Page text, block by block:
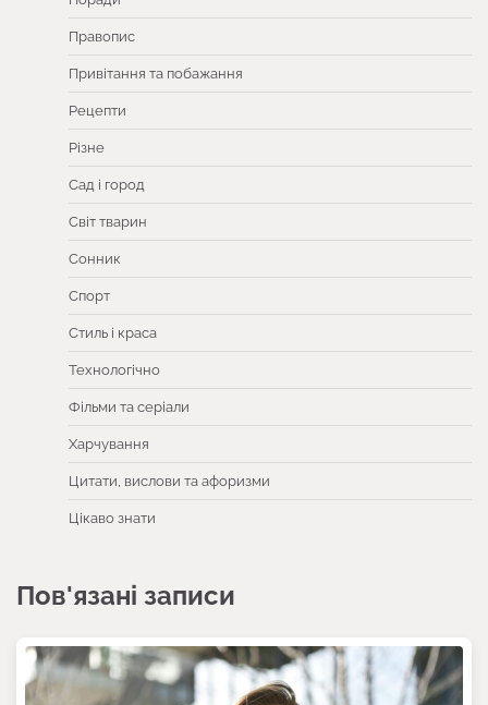
Правопис
Привітання та побажання
Рецепти
Різне
Сад і город
Світ тварин
Сонник
Спорт
Стиль і краса
Технологічно
Фільми та серіали
Харчування
Цитати, вислови та афоризми
Цікаво знати
Пов'язані записи